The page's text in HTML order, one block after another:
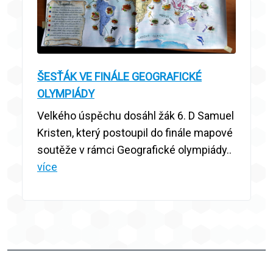
ŠESŤÁK VE FINÁLE GEOGRAFICKÉ
OLYMPIÁDY
Velkého úspěchu dosáhl žák 6. D Samuel
Kristen, který postoupil do finále mapové
soutěže v rámci Geografické olympiády..
více